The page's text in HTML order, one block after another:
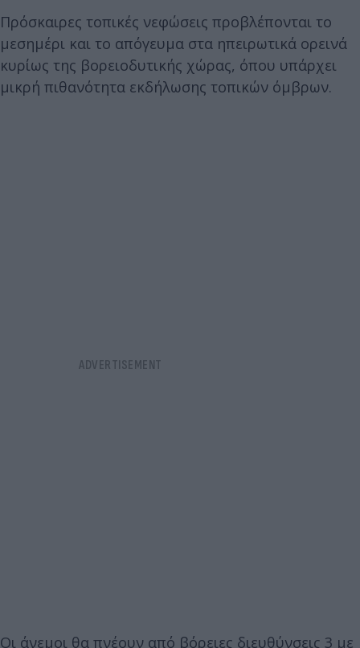
Πρόσκαιρες τοπικές νεφώσεις προβλέπονται το
μεσημέρι και το απόγευμα στα ηπειρωτικά ορεινά
κυρίως της βορειοδυτικής χώρας, όπου υπάρχει
μικρή πιθανότητα εκδήλωσης τοπικών όμβρων.
Οι άνεμοι θα πνέουν από βόρειες διευθύνσεις 3 με